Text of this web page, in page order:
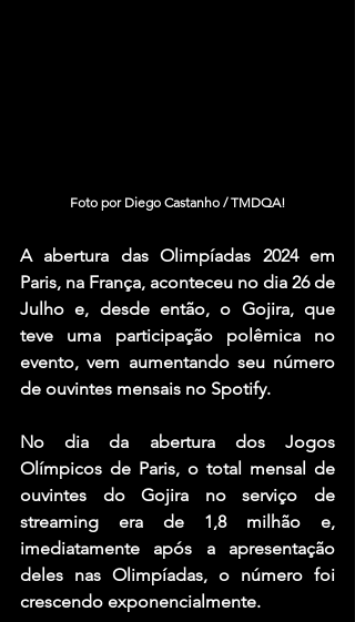
Foto por Diego Castanho / TMDQA!
A abertura das Olimpíadas 2024 em
Paris, na França, aconteceu no dia 26 de
Julho e, desde então, o Gojira, que
teve uma participação polêmica no
evento, vem aumentando seu número
de ouvintes mensais no Spotify.
No dia da abertura dos Jogos
Olímpicos de Paris, o total mensal de
ouvintes do Gojira no serviço de
streaming era de 1,8 milhão e,
imediatamente após a apresentação
deles nas Olimpíadas, o número foi
crescendo exponencialmente.